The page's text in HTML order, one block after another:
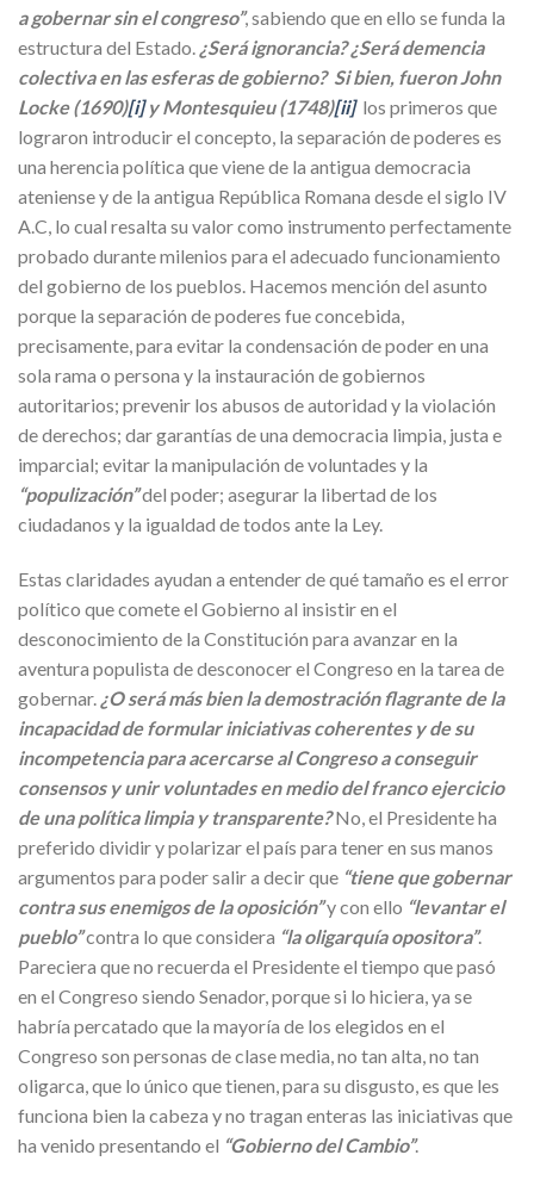
a gobernar sin el congreso”, sabiendo que en ello se funda la
estructura del Estado. ¿Será ignorancia? ¿Será demencia
colectiva en las esferas de gobierno? Si bien, fueron John
Locke (1690)[i]y Montesquieu (1748)[ii]los primeros que
lograron introducir el concepto, la separación de poderes es
una herencia política que viene de la antigua democracia
ateniense y de la antigua República Romana desde el siglo IV
A.C, lo cual resalta su valor como instrumento perfectamente
probado durante milenios para el adecuado funcionamiento
del gobierno de los pueblos. Hacemos mención del asunto
porque la separación de poderes fue concebida,
precisamente, para evitar la condensación de poder en una
sola rama o persona y la instauración de gobiernos
autoritarios; prevenir los abusos de autoridad y la violación
de derechos; dar garantías de una democracia limpia, justa e
imparcial; evitar la manipulación de voluntades y la
“populización”del poder; asegurar la libertad de los
ciudadanos y la igualdad de todos ante la Ley.
Estas claridades ayudan a entender de qué tamaño es el error
político que comete el Gobierno al insistir en el
desconocimiento de la Constitución para avanzar en la
aventura populista de desconocer el Congreso en la tarea de
gobernar. ¿O será más bien la demostración flagrante de la
incapacidad de formular iniciativas coherentes y de su
incompetencia para acercarse al Congreso a conseguir
consensos y unir voluntades en medio del franco ejercicio
de una política limpia y transparente?No, el Presidente ha
preferido dividir y polarizar el país para tener en sus manos
argumentos para poder salir a decir que “tiene que gobernar
contra sus enemigos de la oposición”y con ello “levantar el
pueblo”contra lo que considera “la oligarquía opositora”.
Pareciera que no recuerda el Presidente el tiempo que pasó
en el Congreso siendo Senador, porque si lo hiciera, ya se
habría percatado que la mayoría de los elegidos en el
Congreso son personas de clase media, no tan alta, no tan
oligarca, que lo único que tienen, para su disgusto, es que les
funciona bien la cabeza y no tragan enteras las iniciativas que
ha venido presentando el “Gobierno del Cambio”.